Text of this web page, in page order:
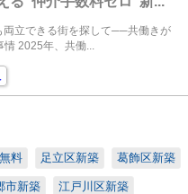
両立できる街を探して──共働きが
増える2025年の住宅事情 2025年、共働...
料 足立区新築 葛飾区新築
市新築 江戸川区新築